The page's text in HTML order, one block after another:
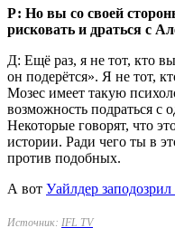
Р: Но вы со своей
рисковать и драться с
Д: Ещё раз, я не тот, кто
он подерётся». Я не тот,
Мозес имеет такую
возможность подраться с
Некоторые говорят, что
истории. Ради чего ты в
против подобных.
А вот Уайлдер заподозрил
Источник: IFL TV